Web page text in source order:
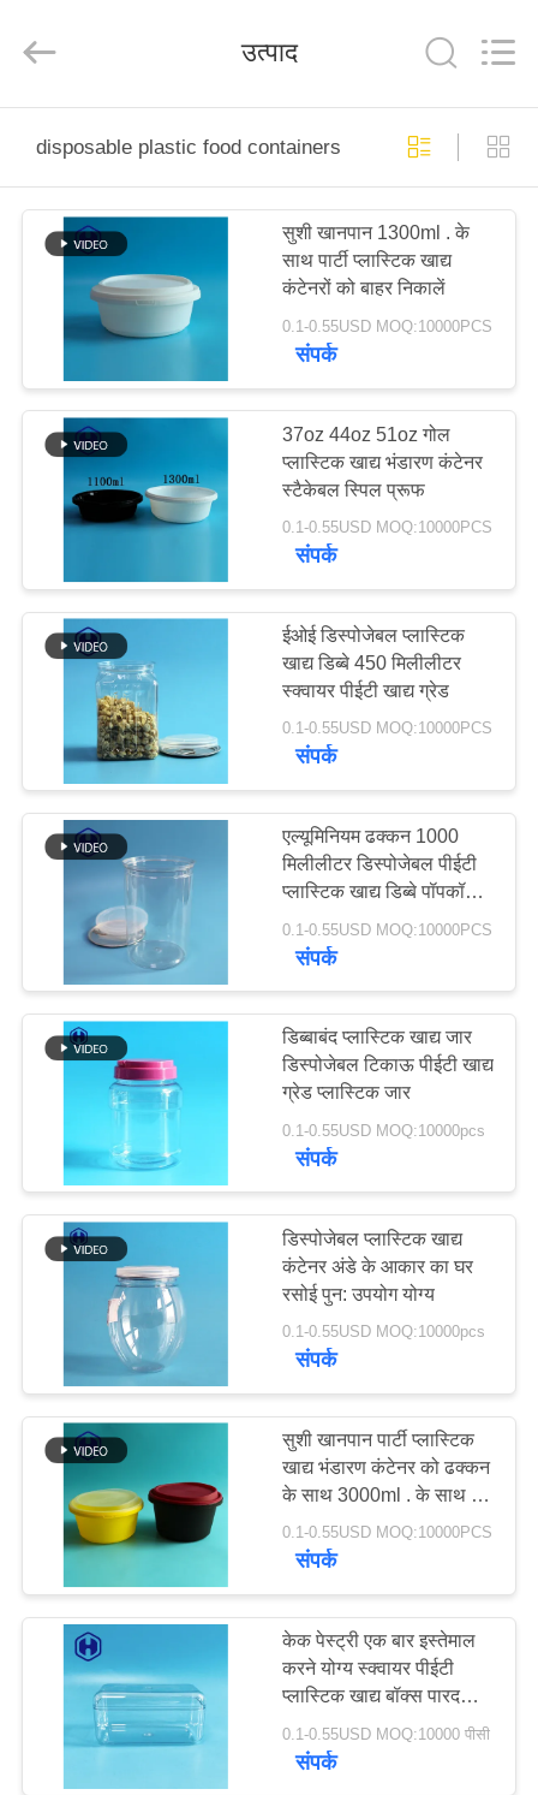
उत्पाद
कारखाने
गुणवत्ता
नियंत्रण
संपर्क
करें
समाचार
ब्लॉग
साइटमैप
गोपनीयता
Products
Co.,Ltd..
Reserved.
उत्पाद
disposable plastic food containers
सुशी खानपान 1300ml . के
साथ पार्टी प्लास्टिक खाद्य
कंटेनरों को बाहर निकालें
0.1-0.55USD MOQ:10000PCS
संपर्क
37oz 44oz 51oz गोल
प्लास्टिक खाद्य भंडारण कंटेनर
स्टैकेबल स्पिल प्रूफ
0.1-0.55USD MOQ:10000PCS
संपर्क
ईओई डिस्पोजेबल प्लास्टिक
खाद्य डिब्बे 450 मिलीलीटर
स्क्वायर पीईटी खाद्य ग्रेड
0.1-0.55USD MOQ:10000PCS
संपर्क
एल्यूमिनियम ढक्कन 1000
मिलीलीटर डिस्पोजेबल पीईटी
प्लास्टिक खाद्य डिब्बे पॉपकॉर्न
पैकेजिंग:
0.1-0.55USD MOQ:10000PCS
संपर्क
डिब्बाबंद प्लास्टिक खाद्य जार
डिस्पोजेबल टिकाऊ पीईटी खाद्य
ग्रेड प्लास्टिक जार
0.1-0.55USD MOQ:10000pcs
संपर्क
डिस्पोजेबल प्लास्टिक खाद्य
कंटेनर अंडे के आकार का घर
रसोई पुन: उपयोग योग्य
0.1-0.55USD MOQ:10000pcs
संपर्क
सुशी खानपान पार्टी प्लास्टिक
खाद्य भंडारण कंटेनर को ढक्कन
के साथ 3000ml . के साथ ले
जाएं
0.1-0.55USD MOQ:10000PCS
संपर्क
केक पेस्ट्री एक बार इस्तेमाल
करने योग्य स्क्वायर पीईटी
प्लास्टिक खाद्य बॉक्स पारदर्शी
पैकिंग
0.1-0.55USD MOQ:10000 पीसी
संपर्क